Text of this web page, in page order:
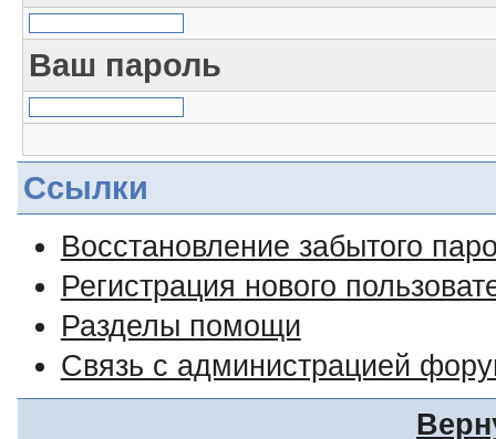
Ваш пароль
Ссылки
Восстановление забытого
Регистрация нового
Разделы помощи
Связь с администрацией